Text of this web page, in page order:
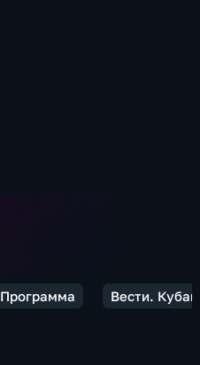
Программа Вести.